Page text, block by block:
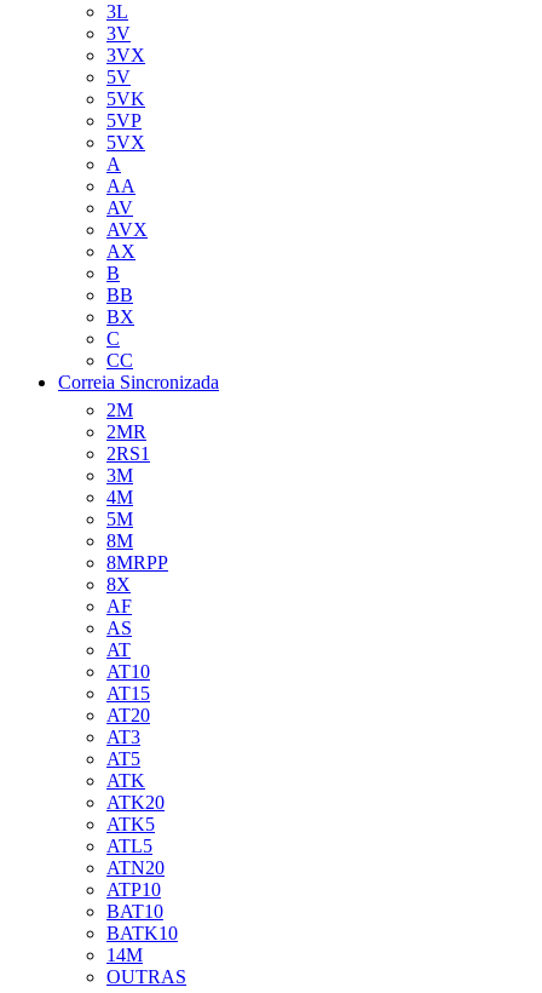
3L
3V
3VX
5V
5VK
5VP
5VX
A
AA
AV
AVX
AX
B
BB
BX
C
CC
Correia Sincronizada
2M
2MR
2RS1
3M
4M
5M
8M
8MRPP
8X
AF
AS
AT
AT10
AT15
AT20
AT3
AT5
ATK
ATK20
ATK5
ATL5
ATN20
ATP10
BAT10
BATK10
14M
OUTRAS